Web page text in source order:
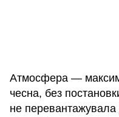
Атмосфера —
чесна, без
не